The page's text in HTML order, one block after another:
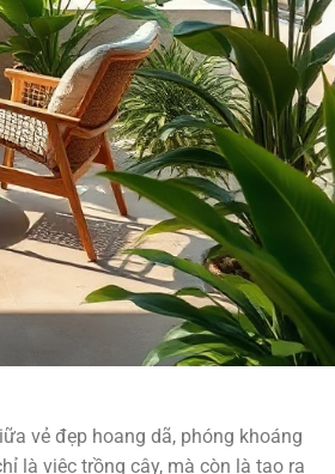
vẻ đẹp hoang dã, phóng khoáng
là việc trồng cây, mà còn là tạo ra